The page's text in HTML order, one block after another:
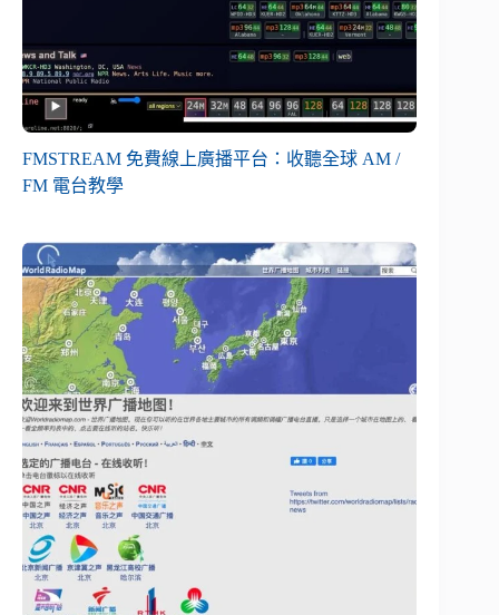
FMSTREAM 免費線上廣播平台：收聽全球 AM /
FM 電台教學